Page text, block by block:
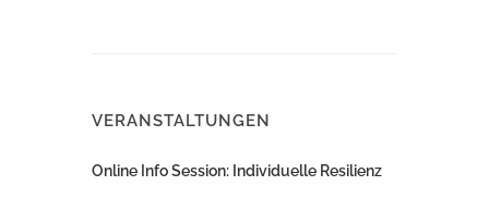
VERANSTALTUNGEN
Online Info Session: Individuelle Resilienz